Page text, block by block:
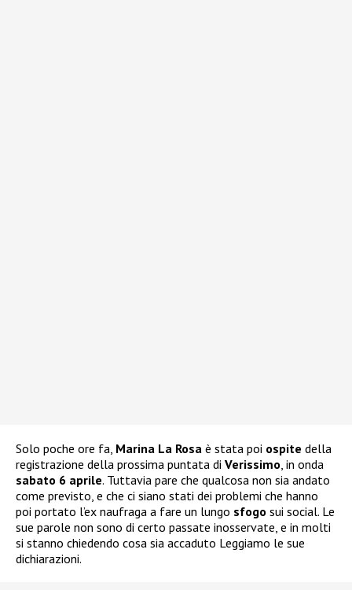
Solo poche ore fa, Marina La Rosa è stata poi ospite della
registrazione della prossima puntata di Verissimo, in onda
sabato 6 aprile. Tuttavia pare che qualcosa non sia andato
come previsto, e che ci siano stati dei problemi che hanno
poi portato l’ex naufraga a fare un lungo sfogo sui social. Le
sue parole non sono di certo passate inosservate, e in molti
si stanno chiedendo cosa sia accaduto Leggiamo le sue
dichiarazioni.